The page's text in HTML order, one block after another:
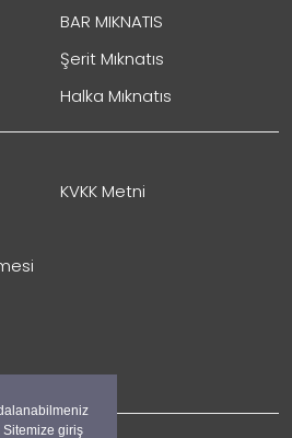
Sitemize giriş
KVKK Metni
BAR MIKNATIS
Şerit Mıknatıs
Halka Mıknatıs